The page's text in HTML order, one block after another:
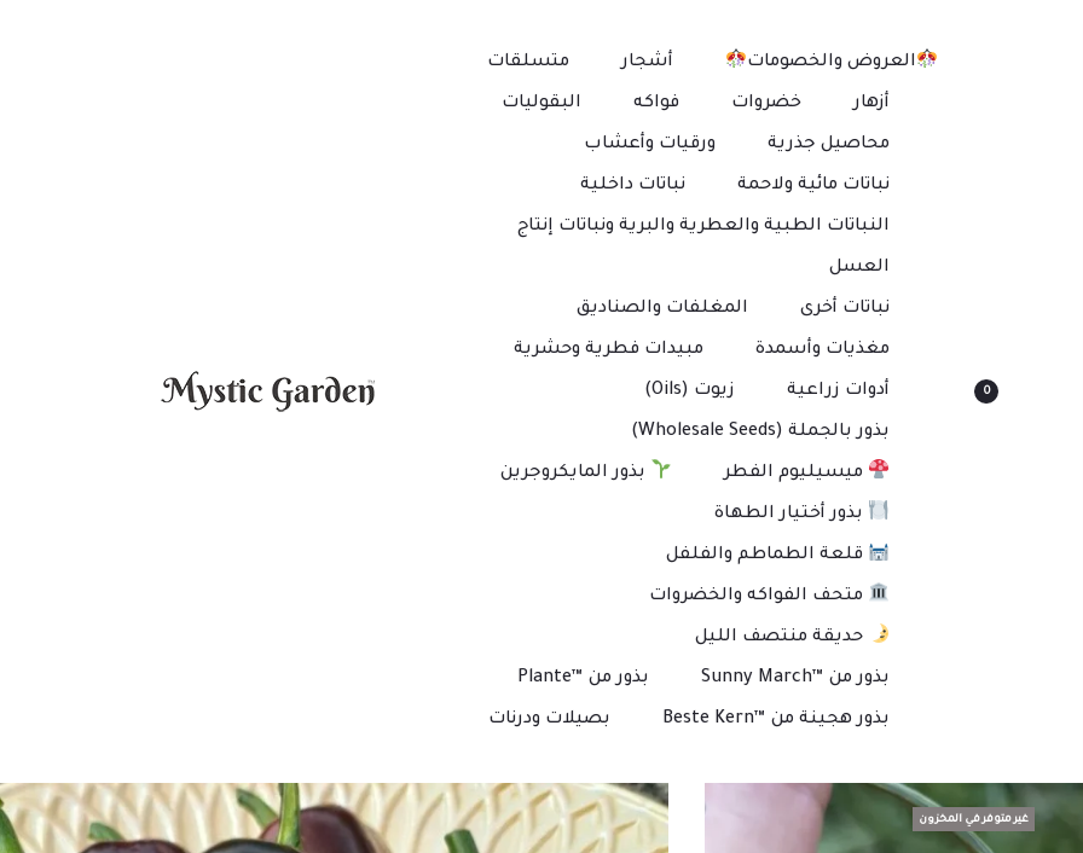
0
العروض والخصومات أشجار متسلقات
أزهار خضروات فواكه البقوليات
محاصيل جذرية ورقيات وأعشاب
نباتات مائية ولاحمة نباتات داخلية
النباتات الطبية والعطرية والبرية ونباتات إنتاج
العسل
نباتات أخرى المغلفات والصناديق
مغذيات وأسمدة مبيدات فطرية وحشرية
أدوات زراعية زيوت (Oils)
بذور بالجملة (Wholesale Seeds)
ميسيليوم الفطر بذور المايكروجرين
بذور أختيار الطهاة
قلعة الطماطم والفلفل
متحف الفواكه والخضروات
حديقة منتصف الليل
بذور من ™Sunny March بذور من ™Plante
بذور هجينة من ™Beste Kern بصيلات ودرنات
غير متوفر في المخزون